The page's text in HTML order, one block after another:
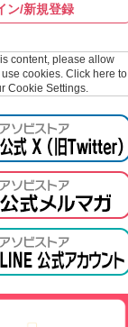
リーズ
ン/新規登録
content, please allow
cookies. Click here to
Cookie Settings.